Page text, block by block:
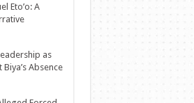
Eto’o: A
as
Absence